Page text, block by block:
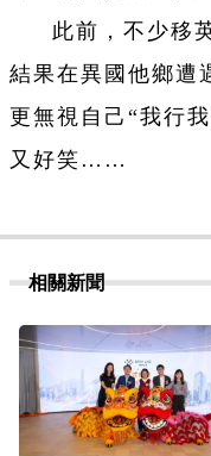
此前，不少移
結果在異國他鄉遭
更無視自己“我行
又好笑……
相關新聞